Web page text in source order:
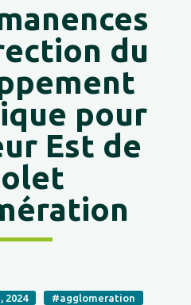
du
pour
Est de
2024 #agglomeration